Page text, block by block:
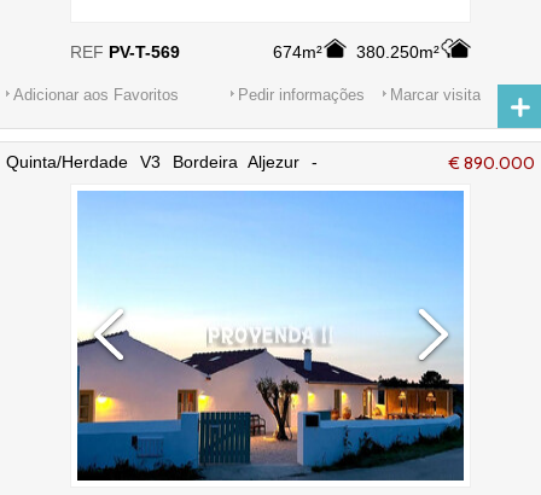
674m² 380.250m²
REF PV-T-569
Adicionar aos Favoritos Marcar visita
Pedir informações
€ 890.000
Quinta/Herdade V3 Bordeira Aljezur -